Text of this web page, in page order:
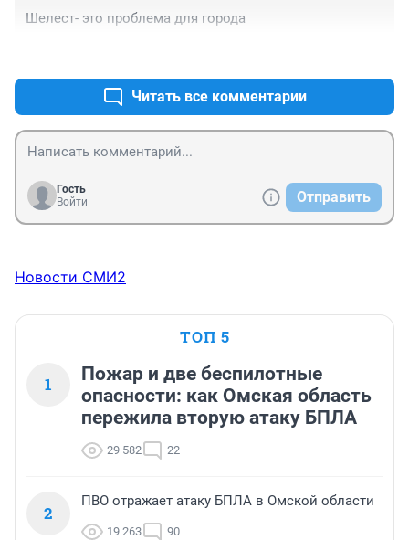
Шелест- это проблема для города
Читать все комментарии
Гость
Войти
Отправить
Новости СМИ2
ТОП 5
1
Пожар и две беспилотные
опасности: как Омская область
пережила вторую атаку БПЛА
29 582 22
2
ПВО отражает атаку БПЛА в Омской области
19 263 90